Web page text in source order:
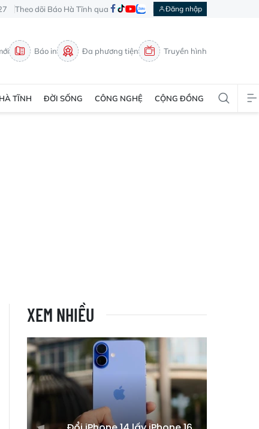
Theo dõi Báo Hà Tĩnh qua Đăng nhập
Báo in Đa phương tiện Truyền hình
TĨNH ĐỜI SỐNG CÔNG NGHỆ CỘNG ĐỒNG
XEM NHIỀU